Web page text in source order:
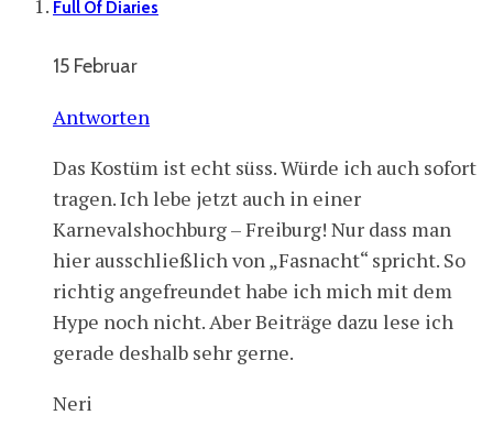
Full Of Diaries
15 Februar
Antworten
Das Kostüm ist echt süss. Würde ich auch sofort
tragen. Ich lebe jetzt auch in einer
Karnevalshochburg – Freiburg! Nur dass man
hier ausschließlich von „Fasnacht“ spricht. So
richtig angefreundet habe ich mich mit dem
Hype noch nicht. Aber Beiträge dazu lese ich
gerade deshalb sehr gerne.
Neri